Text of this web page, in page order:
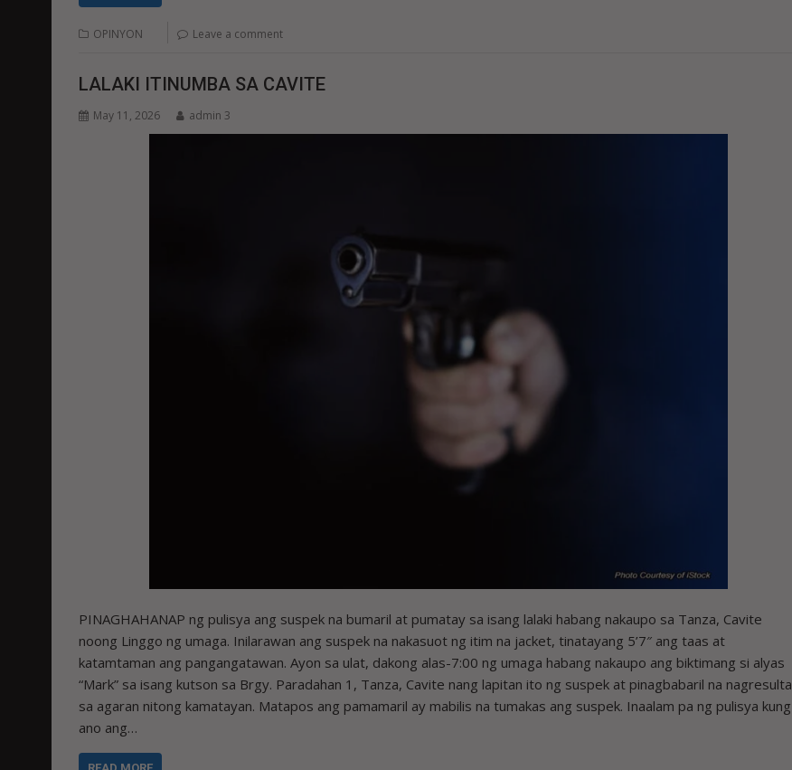
OPINYON Leave a comment
LALAKI ITINUMBA SA CAVITE
May 11, 2026 admin 3
PINAGHAHANAP ng pulisya ang suspek na bumaril at pumatay sa isang lalaki habang nakaupo sa Tanza, Cavite
noong Linggo ng umaga. Inilarawan ang suspek na nakasuot ng itim na jacket, tinatayang 5’7″ ang taas at
katamtaman ang pangangatawan. Ayon sa ulat, dakong alas-7:00 ng umaga habang nakaupo ang biktimang si alyas
“Mark” sa isang kutson sa Brgy. Paradahan 1, Tanza, Cavite nang lapitan ito ng suspek at pinagbabaril na nagresulta
sa agaran nitong kamatayan. Matapos ang pamamaril ay mabilis na tumakas ang suspek. Inaalam pa ng pulisya kung
ano ang…